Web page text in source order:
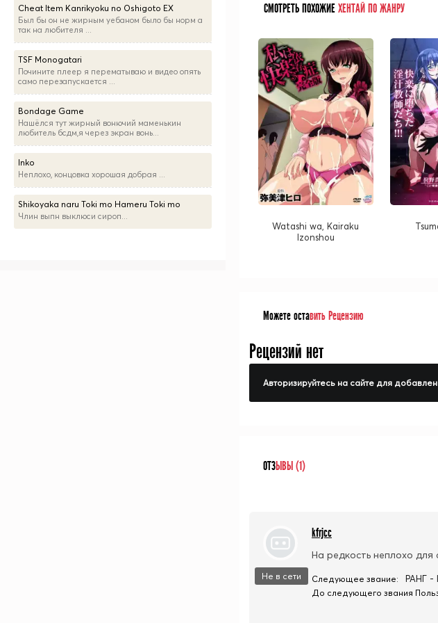
СМОТРЕТЬ ПОХОЖИЕХЕНТАЙ ПО ЖАНРУ
Watashi wa, Kairaku
Izonshou
Можете оставить Рецензию
Рецензий нет
Авторизируйтесь на сайте для
ОТЗЫВЫ (1)
Не в сети
kfrjcc
На редкость неплохо для
Следующее звание: РАНГ -
До следующего звания
Cheat Item Kanrikyoku no Oshigoto EX
Был бы он не жирным уебаном было бы норм а
так на любителя ...
TSF Monogatari
Почините плеер я перематываю и видео опять
само перезапускается ...
Bondage Game
Нашёлся тут жирный вонючий маменькин
любитель бсдм,я через экран вонь...
Inko
Неплохо, концовка хорошая добрая ...
Shikoyaka naru Toki mo Hameru Toki mo
Члин выпн выклюси сироп...